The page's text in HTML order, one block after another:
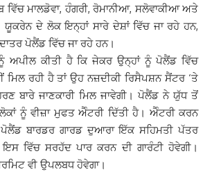
ਮਾਲਡੋਵਾ, ਹੰਗਰੀ, ਰੋਮਾਨੀਆ, ਸਲੋਵਾਕੀਆ ਅਤੇ
ਦੇ ਲੋਕ ਇਨ੍ਹਾਂ ਸਾਰੇ ਦੇਸ਼ਾਂ ਵਿੱਚ ਜਾ ਰਹੇ ਹਨ,
ਪੋਲੈਂਡ ਵਿੱਚ ਜਾ ਰਹੇ ਹਨ।
ਕੀਤੀ ਹੈ ਕਿ ਜੇਕਰ ਉਨ੍ਹਾਂ ਨੂੰ ਪੋਲੈਂਡ ਵਿੱਚ
ਮਿਲ ਰਹੀ ਹੈ ਤਾਂ ਉਹ ਨਜ਼ਦੀਕੀ ਰਿਸੈਪਸ਼ਨ ਸੈਂਟਰ ‘ਤੇ
ਬਾਰੇ ਜਾਣਕਾਰੀ ਮਿਲ ਜਾਵੇਗੀ। ਪੋਲੈਂਡ ਨੇ ਯੁੱਧ ਤੋਂ
ਨੂੰ ਵੀਜ਼ਾ ਮੁਫਤ ਐੰਟਰੀ ਦਿੱਤੀ ਹੈ। ਐੰਟਰੀ ਕਰਨ
ਬਾਰਡਰ ਗਾਰਡ ਦੁਆਰਾ ਇੱਕ ਸਹਿਮਤੀ ਪੱਤਰ
ਇਸ ਵਿੱਚ ਸਰਹੱਦ ਪਾਰ ਕਰਨ ਦੀ ਗਾਰੰਟੀ ਹੋਵੇਗੀ।
ਵੀ ਉਪਲਬਧ ਹੋਵੇਗਾ।